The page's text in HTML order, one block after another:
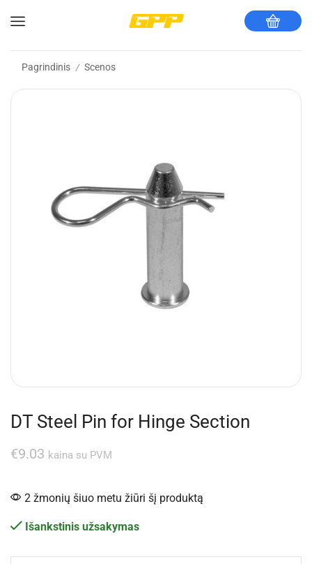
Pagrindinis / Scenos
DT Steel Pin for Hinge Section
€9.03 kaina su PVM
2 žmonių šiuo metu žiūri šį produktą
Išankstinis užsakymas